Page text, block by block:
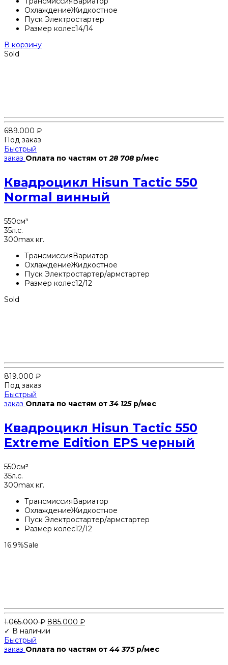
ОхлаждениеЖидкостное
Пуск Электростартер
Размер колес14/14
В корзину
Sold
689.000 ₽
Под заказ
Быстрый
заказ Оплата по частям от28 708 р/мес
Квадроцикл Hisun Tactic 550
Normal винный
550см³
35л.с.
300max кг.
ТрансмиссияВариатор
ОхлаждениеЖидкостное
Пуск Электростартер/армстартер
Размер колес12/12
Sold
819.000 ₽
Под заказ
Быстрый
заказ Оплата по частям от34 125р/мес
Квадроцикл Hisun Tactic 550
Extreme Edition EPS черный
550см³
35л.с.
300max кг.
ТрансмиссияВариатор
ОхлаждениеЖидкостное
Пуск Электростартер/армстартер
Размер колес12/12
16.9%Sale
1.065.000₽ Первоначальная
цена
1.065.000 ₽.
885.000 ₽Текущая
✓ В наличии
Быстрый
заказ Оплата по частям от 44 375р/мес